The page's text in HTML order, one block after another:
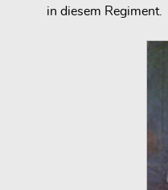
in diesem Regiment.